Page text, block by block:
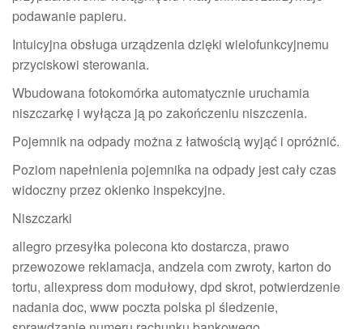
podawanie papieru.
Intuicyjna obsługa urządzenia dzięki wielofunkcyjnemu
przyciskowi sterowania.
Wbudowana fotokomórka automatycznie uruchamia
niszczarkę i wyłącza ją po zakończeniu niszczenia.
Pojemnik na odpady można z łatwością wyjąć i opróżnić.
Poziom napełnienia pojemnika na odpady jest cały czas
widoczny przez okienko inspekcyjne.
Niszczarki
allegro przesyłka polecona kto dostarcza, prawo
przewozowe reklamacja, andzela com zwroty, karton do
tortu, aliexpress dom modułowy, dpd skrot, potwierdzenie
nadania doc, www poczta polska pl śledzenie,